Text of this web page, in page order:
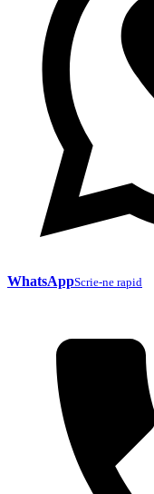
WhatsAppScrie-ne rapid